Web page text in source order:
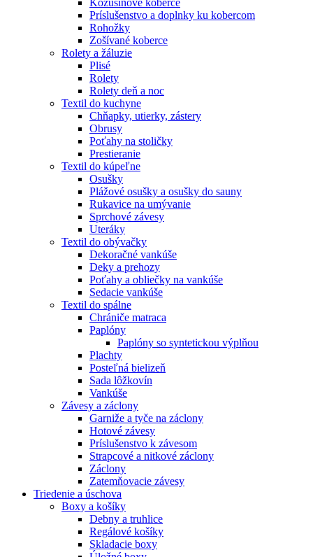
Príslušenstvo a doplnky ku kobercom
Rohožky
Zošívané koberce
Rolety a žáluzie
Plisé
Rolety
Rolety deň a noc
Textil do kuchyne
Chňapky, utierky, zástery
Obrusy
Poťahy na stoličky
Prestieranie
Textil do kúpeľne
Osušky
Plážové osušky a osušky do sauny
Rukavice na umývanie
Sprchové závesy
Uteráky
Textil do obývačky
Dekoračné vankúše
Deky a prehozy
Poťahy a obliečky na vankúše
Sedacie vankúše
Textil do spálne
Chrániče matraca
Paplóny
Paplóny so syntetickou výplňou
Plachty
Posteľná bielizeň
Sada lôžkovín
Vankúše
Závesy a záclony
Garniže a tyče na záclony
Hotové závesy
Príslušenstvo k závesom
Strapcové a nitkové záclony
Záclony
Zatemňovacie závesy
Triedenie a úschova
Boxy a košíky
Debny a truhlice
Regálové košíky
Skladacie boxy